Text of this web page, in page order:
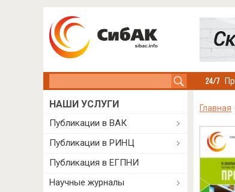
Главная
НАШИ УСЛУГИ
Публикации в ВАК
Публикации в РИНЦ
Публикация в ЕГПНИ
Научные журналы